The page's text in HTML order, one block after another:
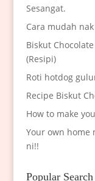
Sesangat.
Cara mudah
Biskut
(Resipi)
Roti hotdog
Recipe Biskut
How to make
Your own home
ni!!
Popular